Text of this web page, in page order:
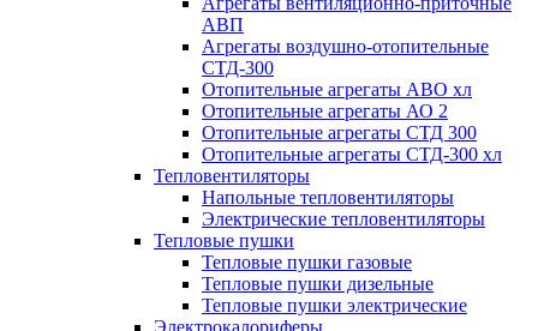
АВП
Агрегаты воздушно-отопительные
СТД-300
Отопительные агрегаты АВО хл
Отопительные агрегаты АО 2
Отопительные агрегаты СТД 300
Отопительные агрегаты СТД-300 хл
Тепловентиляторы
Напольные тепловентиляторы
Электрические тепловентиляторы
Тепловые пушки
Тепловые пушки газовые
Тепловые пушки дизельные
Тепловые пушки электрические
Электрокалориферы